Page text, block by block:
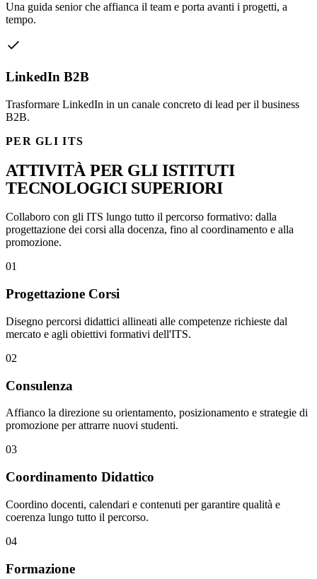
Una guida senior che affianca il team e porta avanti i progetti, a
tempo.
LinkedIn B2B
Trasformare LinkedIn in un canale concreto di lead per il business
B2B.
PER GLI ITS
ATTIVITÀ PER GLI ISTITUTI
TECNOLOGICI SUPERIORI
Collaboro con gli ITS lungo tutto il percorso formativo: dalla
progettazione dei corsi alla docenza, fino al coordinamento e alla
promozione.
01
Progettazione Corsi
Disegno percorsi didattici allineati alle competenze richieste dal
mercato e agli obiettivi formativi dell'ITS.
02
Consulenza
Affianco la direzione su orientamento, posizionamento e strategie di
promozione per attrarre nuovi studenti.
03
Coordinamento Didattico
Coordino docenti, calendari e contenuti per garantire qualità e
coerenza lungo tutto il percorso.
04
Formazione